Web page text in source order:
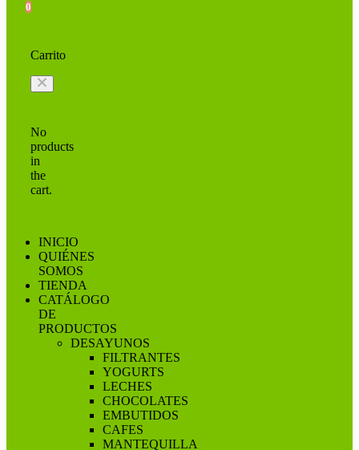
0
Carrito
No
products
in
the
cart.
INICIO
QUIÉNES
SOMOS
TIENDA
CATÁLOGO
DE
PRODUCTOS
DESAYUNOS
FILTRANTES
YOGURTS
LECHES
CHOCOLATES
EMBUTIDOS
CAFES
MANTEQUILLA